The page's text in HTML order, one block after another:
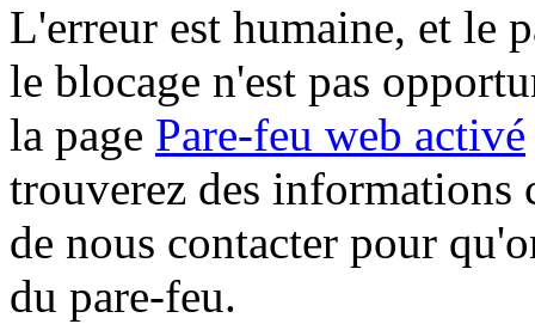
L'erreur est humaine, et le
le blocage n'est pas
la page Pare-feu web activé
trouverez des informations
de nous contacter pour
du pare-feu.